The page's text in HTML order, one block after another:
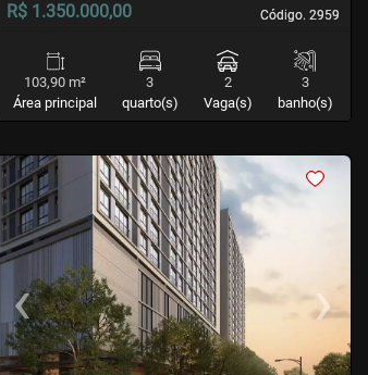
Código. 2959
Código. 2959
R$ 1.350.000,00
103,90 m²
Área principal
3
quarto(s)
2
Vaga(s)
3
banho(s)
<< <<
‹Previous ›Next